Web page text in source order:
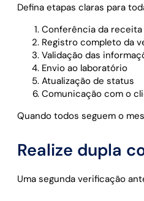
Defina etapas claras para
Conferência da receita
Registro completo da
Validação das
Envio ao laboratório
Atualização de status
Comunicação com o
Quando todos seguem o
Realize dupla
Uma segunda verificação